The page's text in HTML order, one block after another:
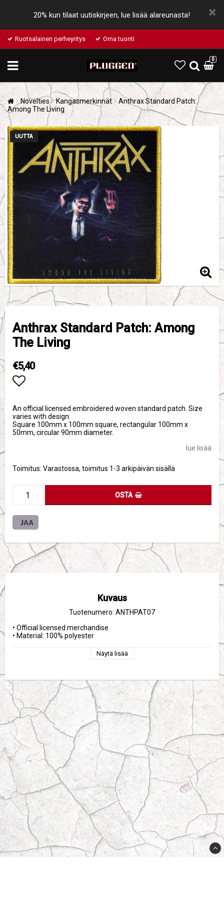
20% kun tilaat uutiskirjeen, lue lisää alareunasta!
Ruotsalainen perheyritys Oma tuonti
0
Novelties Kangasmerkinnät
Anthrax Standard Patch:
Among The Living
UUTTA
Anthrax Standard Patch: Among
The Living
€5,40
An official licensed embroidered woven standard patch. Size
varies with design:
Square 100mm x 100mm square, rectangular 100mm x
50mm, circular 90mm diameter.
lue lisää
Toimitus: Varastossa, toimitus 1-3 arkipäivän sisällä
OSTA
JAA
Kuvaus
Tuotenumero: ANTHPAT07
• Official licensed merchandise
• Material: 100% polyester
Näytä lisää